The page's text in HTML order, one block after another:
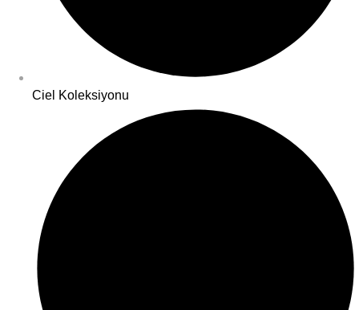
Ciel Koleksiyonu